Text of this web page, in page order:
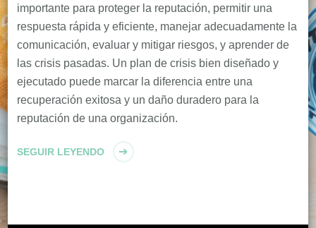
importante para proteger la reputación, permitir una
respuesta rápida y eficiente, manejar adecuadamente la
comunicación, evaluar y mitigar riesgos, y aprender de
las crisis pasadas. Un plan de crisis bien diseñado y
ejecutado puede marcar la diferencia entre una
recuperación exitosa y un daño duradero para la
reputación de una organización.
SEGUIR LEYENDO